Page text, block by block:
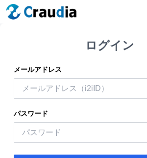
ログイン
メールアドレス
パスワード